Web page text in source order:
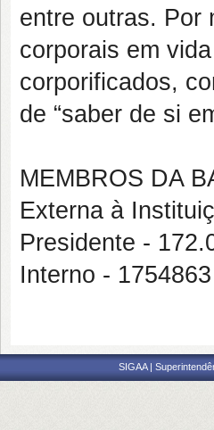
entre outras. Por
corporais em
corporificados,
de “saber de si
MEMBROS DA
Externa à
Presidente -
Interno -
SIGAA |